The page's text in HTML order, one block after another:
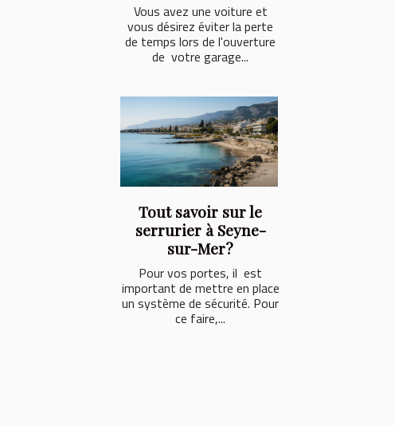
Vous avez une voiture et
vous désirez éviter la perte
de temps lors de l'ouverture
de votre garage...
Tout savoir sur le
serrurier à Seyne-
sur-Mer?
Pour vos portes, il est
important de mettre en place
un système de sécurité. Pour
ce faire,...